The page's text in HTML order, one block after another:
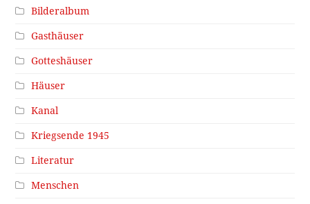
Bilderalbum
Gasthäuser
Gotteshäuser
Häuser
Kanal
Kriegsende 1945
Literatur
Menschen